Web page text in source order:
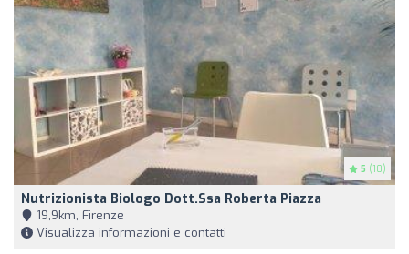
5 (10)
Nutrizionista Biologo Dott.ssa Roberta Piazza
19,9km, Firenze
Visualizza informazioni e contatti